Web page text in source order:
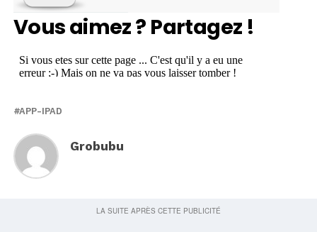
Vous aimez ? Partagez !
APP-IPAD
Grobubu